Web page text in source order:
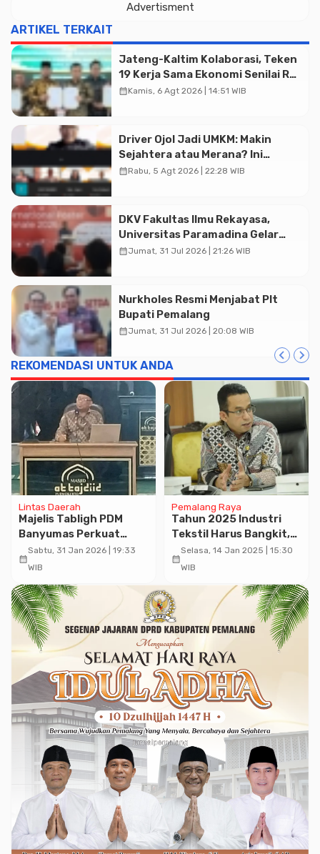
Advertisment
ARTIKEL TERKAIT
Jateng-Kaltim Kolaborasi, Teken
19 Kerja Sama Ekonomi Senilai Rp
20,2 Triliun
calendar_monthKamis, 6 Agt 2026 | 14:51 WIB
Driver Ojol Jadi UMKM: Makin
Sejahtera atau Merana? Ini
Temuan Diskusi Paramadina
calendar_monthRabu, 5 Agt 2026 | 22:28 WIB
DKV Fakultas Ilmu Rekayasa,
Universitas Paramadina Gelar
Diskusi Desain
calendar_monthJumat, 31 Jul 2026 | 21:26 WIB
Nurkholes Resmi Menjabat Plt
Bupati Pemalang
calendar_monthJumat, 31 Jul 2026 | 20:08 WIB
REKOMENDASI UNTUK ANDA
Lintas Daerah
Majelis Tabligh PDM
Banyumas Perkuat
Jejaring dan Kapasitas
Mubaligh Jelang
calendar_month
Sabtu, 31 Jan 2026 | 19:33
WIB
Pemalang Raya
Tahun 2025 Industri
Tekstil Harus Bangkit,
Rizal Bawazier :
Pengusaha Tetap
akan Cari Solusinya
calendar_month
Selasa, 14 Jan 2025 | 15:30
WIB